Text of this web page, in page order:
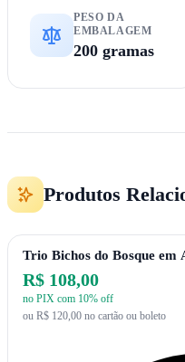
PESO DA
EMBALAGEM
200 gramas
Produtos
Trio Bichos do Bosque em
R$ 108,00
no PIX com 10% off
ou R$ 120,00 no cartão ou boleto